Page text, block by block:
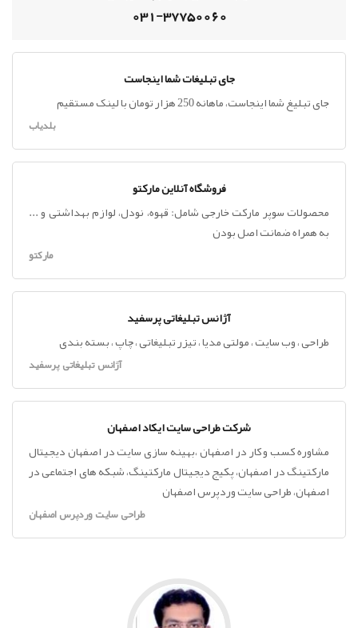
031-37750060
جای تبلیغات شما اینجاست
جای تبلیغ شما اینجاست، ماهانه 250 هزار تومان با لینک مستقیم
بلدیاب
فروشگاه آنلاین مارکتو
محصولات سوپر مارکت خارجی شامل: قهوه، نودل، لوازم بهداشتی و ...
به همراه ضمانت اصل بودن
مارکتو
آژانس تبلیغاتی پرسفید
طراحی ، وب سایت ، مولتی مدیا ، تیزر تبلیغاتی ، چاپ ، بسته بندی
آژانس تبلیغاتی پرسفید
شرکت طراحی سایت ایکاد اصفهان
مشاوره کسب و کار در اصفهان ،بهینه سازی سایت در اصفهان دیجیتال
مارکتینگ در اصفهان، پکیج دیجیتال مارکتینگ، شبکه های اجتماعی در
اصفهان، طراحی سایت وردپرس اصفهان
طراحی سایت وردپرس اصفهان